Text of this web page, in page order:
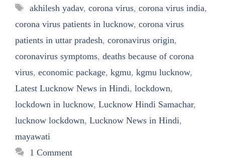
Tags
akhilesh yadav, corona virus, corona virus india,
corona virus patients in lucknow, corona virus
patients in uttar pradesh, coronavirus origin,
coronavirus symptoms, deaths because of corona
virus, economic package, kgmu, kgmu lucknow,
Latest Lucknow News in Hindi, lockdown,
lockdown in lucknow, Lucknow Hindi Samachar,
lucknow lockdown, Lucknow News in Hindi,
mayawati
1 Comment